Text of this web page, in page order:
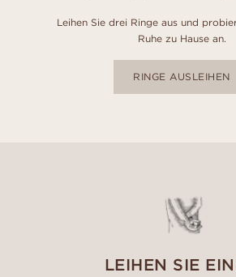
Leihen Sie drei Ringe aus und
Ruhe zu Hause an.
RINGE AUSLEIHEN
LEIHEN SIE